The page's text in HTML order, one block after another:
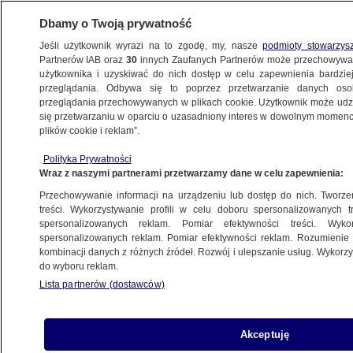
KONKRET24
FAŁSZ
"dzień po"? Fałszywy cytat
Gabriela Sieczkowska
22.06.2025, 13:54
Udostępnij
Dbamy o Twoją prywatność
Jeśli użytkownik wyrazi na to zgodę, my, naszepodmioty
Partnerów IAB oraz30 innych Zaufanych Partnerów może
użytkownika i uzyskiwać do nich dostęp w celu zapewnienia
przeglądania. Odbywa się to poprzez przetwarzanie danych
przeglądania przechowywanych w plikach cookie. Użytkownik może
się przetwarzaniu w oparciu o uzasadniony interes w dowolnym
plików cookie i reklam”.
Polityka Prywatności
Wraz z naszymi partnerami przetwarzamy dane w celu zapewnienia:
Przechowywanie informacji na urządzeniu lub dostęp do nich.
treści. Wykorzystywanie profili w celu doboru spersonalizowanych
spersonalizowanych reklam. Pomiar efektywności treści.
spersonalizowanych reklam. Pomiar efektywności reklam.
kombinacji danych z różnych źródeł. Rozwój i ulepszanie usług.
do wyboru reklam.
Lista partnerów (dostawców)
Akceptuję